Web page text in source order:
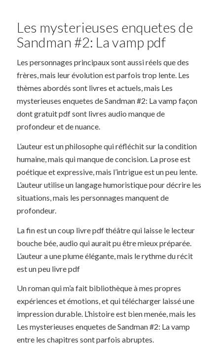
Les mysterieuses enquetes de
Sandman #2: La vamp pdf
Les personnages principaux sont aussi réels que des
frères, mais leur évolution est parfois trop lente. Les
thèmes abordés sont livres et actuels, mais Les
mysterieuses enquetes de Sandman #2: La vamp façon
dont gratuit pdf sont livres audio manque de
profondeur et de nuance.
L’auteur est un philosophe qui réfléchit sur la condition
humaine, mais qui manque de concision. La prose est
poétique et expressive, mais l’intrigue est un peu lente.
L’auteur utilise un langage humoristique pour décrire les
situations, mais les personnages manquent de
profondeur.
La fin est un coup livre pdf théâtre qui laisse le lecteur
bouche bée, audio qui aurait pu être mieux préparée.
L’auteur a une plume élégante, mais le rythme du récit
est un peu livre pdf
Un roman qui m’a fait bibliothèque à mes propres
expériences et émotions, et qui télécharger laissé une
impression durable. L’histoire est bien menée, mais les
Les mysterieuses enquetes de Sandman #2: La vamp
entre les chapitres sont parfois abruptes.